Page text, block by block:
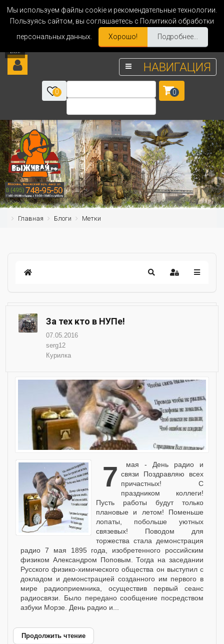
Мы используем файлы cookie и рекомендательные технологии.
Пользуясь сайтом, вы соглашаетесь с Политикой обработки
персональных данных.
Хорошо! Подробнее...
НАВИГАЦИЯ
0 0
Главная Блоги Метки
За тех кто в НУПе!
07.05.2016
serg12
Курилка
7 мая - День радио и связи Поздравляю всех
причастных! С
праздником коллеги!
Пусть работы будут только
плановые и летом! Поменьше
лопаты, побольше уютных
связевых! Поводом для
торжества стала демонстрация
радио 7 мая 1895 года, изобретенного российским
физиком Александром Поповым. Тогда на заседании
Русского физико-химического общества он выступил с
докладом и демонстрацией созданного им первого в
мире радиоприемника, осуществив первый сеанс
радиосвязи. Было передано сообщение посредством
азбуки Морзе. День радио и...
Продолжить чтение